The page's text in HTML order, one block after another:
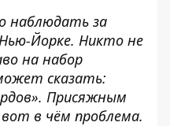
наблюдать за
Йорке. Никто не
на набор
сказать:
Присяжным
в чём проблема.